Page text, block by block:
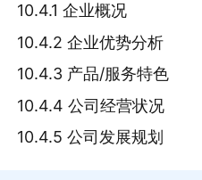
10.4.1 企业概况
10.4.2 企业优势分析
10.4.3 产品/服务特色
10.4.4 公司经营状况
10.4.5 公司发展规划